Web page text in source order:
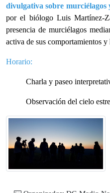
divulgativa sobre
por el biólogo Luis Martínez-
presencia de murciélagos
activa de sus comportamientos y
Horario:
Charla y paseo
Observación del cielo